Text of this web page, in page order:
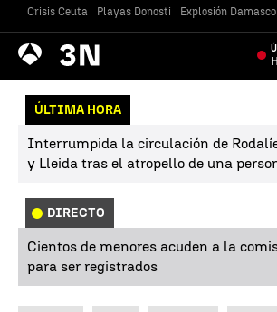
Crisis Ceuta Playas Donosti Explosión Damasco
Antena
3 Noticias
ÚLTIMA HORA
Interrumpida la circulación de
y Lleida tras el atropello de una
DIRECTO
Cientos de menores acuden a la
para ser registrados